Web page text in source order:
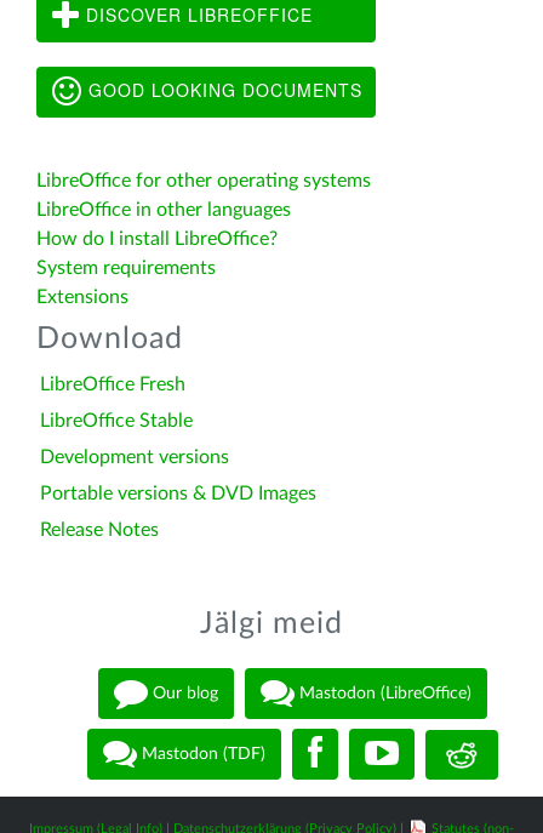
DISCOVER LIBREOFFICE
GOOD LOOKING DOCUMENTS
LibreOffice for other operating systems
LibreOffice in other languages
How do I install LibreOffice?
System requirements
Extensions
Download
LibreOffice Fresh
LibreOffice Stable
Development versions
Portable versions & DVD Images
Release Notes
Jälgi meid
Our blog Mastodon (LibreOffice)
Mastodon (TDF)
Impressum (Legal Info) Datenschutzerklärung (Privacy Policy) Statutes (non-